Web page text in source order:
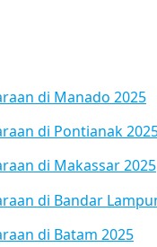
di Manado 2025
di Pontianak
di Makassar 2025
di Bandar
di Batam 2025